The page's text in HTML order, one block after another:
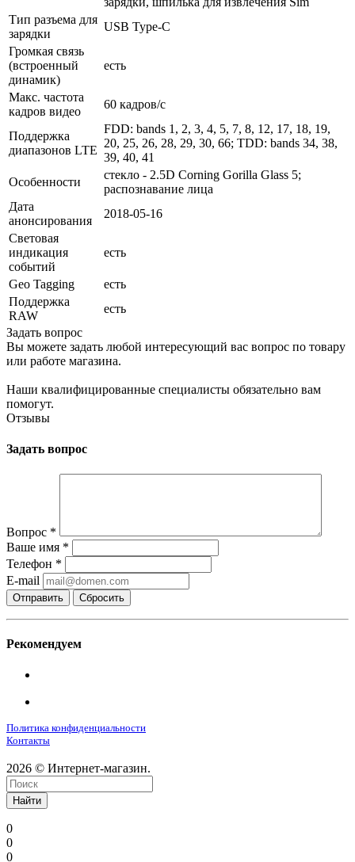
Тип разъема для
зарядки
USB Type-C
Громкая связь
(встроенный
динамик)
есть
Макс. частота
кадров видео
60 кадров/с
Поддержка
диапазонов LTE
FDD: bands 1, 2, 3, 4, 5, 7, 8, 12, 17, 18, 19,
20, 25, 26, 28, 29, 30, 66; TDD: bands 34, 38,
39, 40, 41
Особенности
стекло - 2.5D Corning Gorilla Glass 5;
распознавание лица
Дата
анонсирования
2018-05-16
Световая
индикация
событий
есть
Geo Tagging
есть
Поддержка
RAW
есть
Задать вопрос
Вы можете задать любой интересующий вас вопрос по товару
или работе магазина.
Наши квалифицированные специалисты обязательно вам
помогут.
Отзывы
Задать вопрос
Вопрос *
Ваше имя *
Телефон *
E-mail
Сбросить
Рекомендуем
Политика конфиденциальности
Контакты
2026 © Интернет-магазин.
Найти
0
0
0